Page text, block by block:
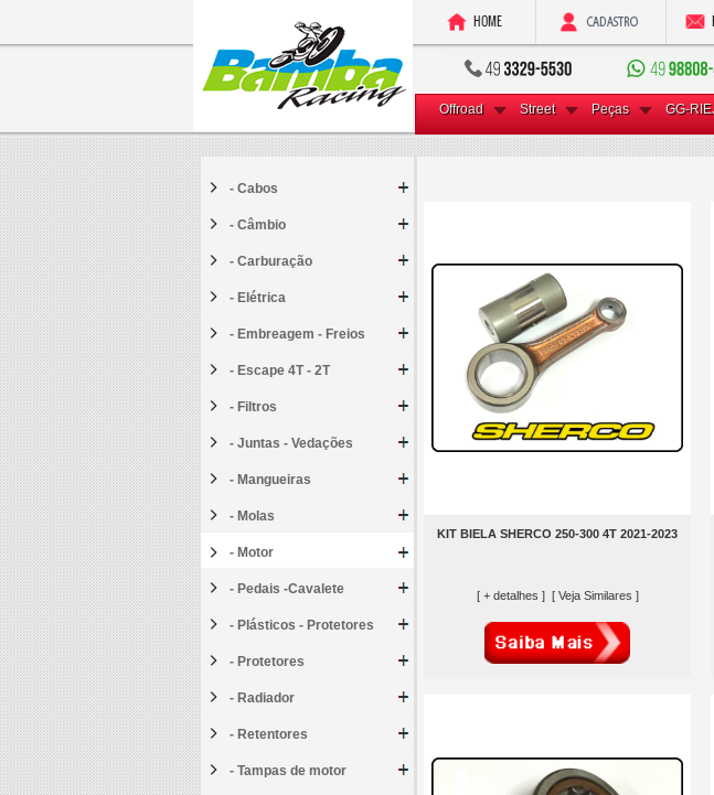
Offroad Street Peças GG-
- Cabos
- Câmbio
- Carburação
- Elétrica
- Embreagem - Freios
- Escape 4T - 2T
- Filtros
- Juntas - Vedações
- Mangueiras
- Molas
- Motor
- Pedais -Cavalete
- Plásticos - Protetores
- Protetores
- Radiador
- Retentores
- Tampas de motor
KIT BIELA SHERCO 250-300 4T 2021-2023
[ + detalhes ] [ Veja Similares ]